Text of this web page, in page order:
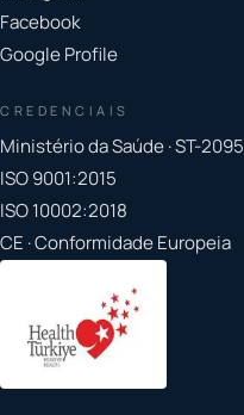
Facebook
Google Profile
CREDENCIAIS
Ministério da Saúde · ST-2095
ISO 9001:2015
ISO 10002:2018
CE · Conformidade Europeia